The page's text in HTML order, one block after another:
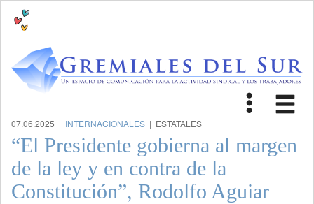
Toggle
07.06.2025 | INTERNACIONALES | ESTATALES
“El Presidente gobierna al margen
de la ley y en contra de la
Constitución”, Rodolfo Aguiar